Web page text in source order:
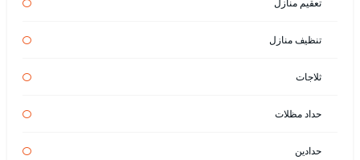
تعقيم منازل
تنظيف منازل
ثلاجات
حداد مظلات
حدادين